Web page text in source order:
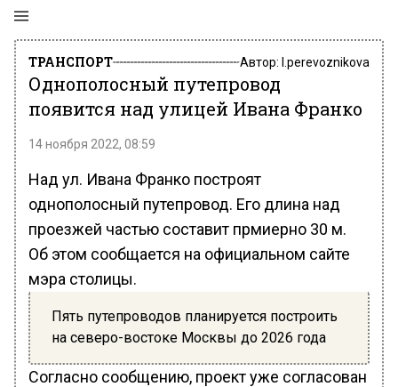
ТРАНСПОРТ Автор: l.perevoznikova
Однополосный путепровод
появится над улицей Ивана Франко
14 ноября 2022, 08:59
Над ул. Ивана Франко построят
однополосный путепровод. Его длина над
проезжей частью составит прмиерно 30 м.
Об этом сообщается на официальном сайте
мэра столицы.
Пять путепроводов планируется построить
на северо-востоке Москвы до 2026 года
Согласно сообщению, проект уже согласован